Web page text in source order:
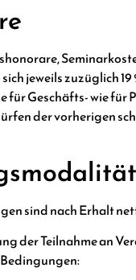
jeweils zuzüglich
für Geschäfts- wie für
der vorherigen
sind nach Erhalt
der Teilnahme an